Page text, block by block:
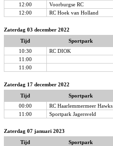
12:00
Voorburgse RC
12:00
RC Hoek van Holland
Zaterdag 03 december 2022
Tijd
Sportpark
10:30
RC DIOK
11:00
11:00
Zaterdag 17 december 2022
Tijd
Sportpark
00:00
RC Haarlemmermeer Hawks
11:00
Sportpark Jagersveld
Zaterdag 07 januari 2023
Tijd
Sportpark